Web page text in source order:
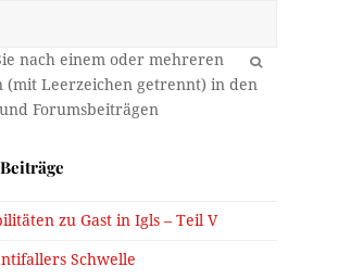
OK
zu Gast in Igls – Teil V
Schwelle